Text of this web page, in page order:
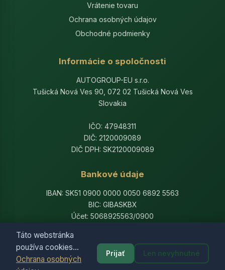
Táto webstránka
používa cookies...
Ochrana osobných
Prijať Len nevyhnutné
Vrátenie tovaru
Ochrana osobných údajov
Obchodné podmienky
Informácie o spoločnosti
AUTOGROUP-EU s.r.o.
Tušická Nová Ves 90, 072 02 Tušická Nová Ves
Slovakia
IČO: 47948311
DIČ: 2120009089
DIČ DPH: SK2120009089
Bankové údaje
IBAN: SK51 0900 0000 0050 6892 5563
BIC: GIBASKBX
Účet: 5068925563/0900